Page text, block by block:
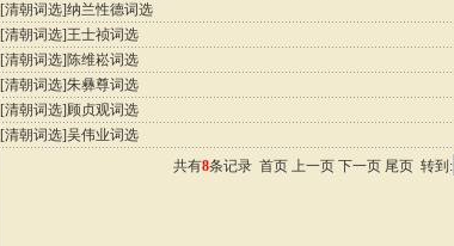
[清朝词选]纳兰性德词选
[清朝词选]王士祯词选
[清朝词选]陈维崧词选
[清朝词选]朱彝尊词选
[清朝词选]顾贞观词选
[清朝词选]吴伟业词选
共有8条记录 首页 上一页 下一页 尾页 转到: